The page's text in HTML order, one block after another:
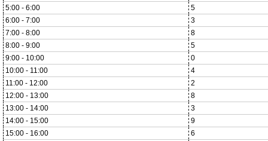
5:00 - 6:00
5
6:00 - 7:00
3
7:00 - 8:00
8
8:00 - 9:00
5
9:00 - 10:00
0
10:00 - 11:00
4
11:00 - 12:00
2
12:00 - 13:00
8
13:00 - 14:00
3
14:00 - 15:00
9
15:00 - 16:00
6